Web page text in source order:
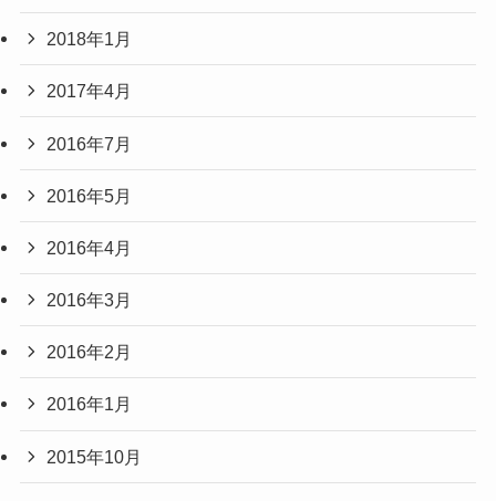
2018年1月
2017年4月
2016年7月
2016年5月
2016年4月
2016年3月
2016年2月
2016年1月
2015年10月